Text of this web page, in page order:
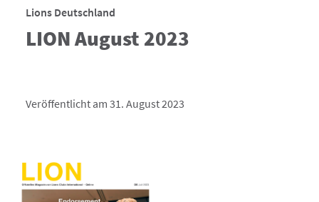
Lions Deutschland
LION August 2023
Veröffentlicht am 31. August 2023